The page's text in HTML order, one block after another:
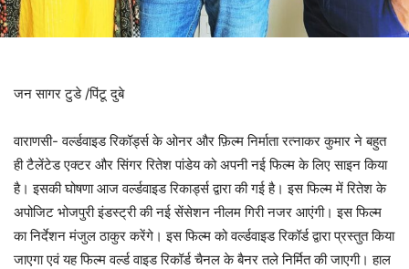
जन सागर टुडे /पिंटू दुबे
वाराणसी- वर्ल्डवाइड रिकॉर्ड्स के ओनर और फ़िल्म निर्माता रत्नाकर कुमार ने बहुत
ही टैलेंटेड एक्टर और सिंगर रितेश पांडेय को अपनी नई फिल्म के लिए साइन किया
है। इसकी घोषणा आज वर्ल्डवाइड रिकार्ड्स द्वारा की गई है। इस फिल्म में रितेश के
अपोजिट भोजपुरी इंडस्ट्री की नई सेंसेशन नीलम गिरी नजर आएंगी। इस फिल्म
का निर्देशन मंजुल ठाकुर करेंगे। इस फिल्म को वर्ल्डवाइड रिकॉर्ड द्वारा प्रस्तुत किया
जाएगा एवं यह फिल्म वर्ल्ड वाइड रिकॉर्ड चैनल के बैनर तले निर्मित की जाएगी। हाल